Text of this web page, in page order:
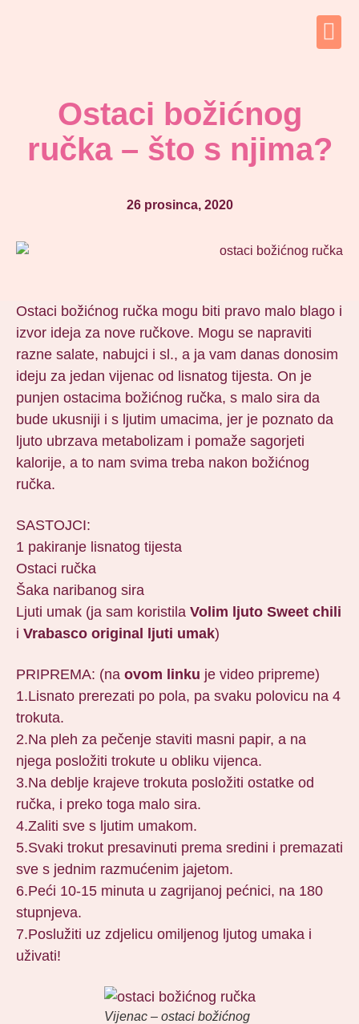
Ostaci božićnog
ručka – što s njima?
26 prosinca, 2020
Ostaci božićnog ručka mogu biti pravo malo blago i
izvor ideja za nove ručkove. Mogu se napraviti
razne salate, nabujci i sl., a ja vam danas donosim
ideju za jedan vijenac od lisnatog tijesta. On je
punjen ostacima božićnog ručka, s malo sira da
bude ukusniji i s ljutim umacima, jer je poznato da
ljuto ubrzava metabolizam i pomaže sagorjeti
kalorije, a to nam svima treba nakon božićnog
ručka.
SASTOJCI:
1 pakiranje lisnatog tijesta
Ostaci ručka
Šaka naribanog sira
Ljuti umak (ja sam koristila Volim ljuto Sweet chili
i Vrabasco original ljuti umak)
PRIPREMA: (na ovom linku je video pripreme)
1.Lisnato prerezati po pola, pa svaku polovicu na 4
trokuta.
2.Na pleh za pečenje staviti masni papir, a na
njega posložiti trokute u obliku vijenca.
3.Na deblje krajeve trokuta posložiti ostatke od
ručka, i preko toga malo sira.
4.Zaliti sve s ljutim umakom.
5.Svaki trokut presavinuti prema sredini i premazati
sve s jednim razmućenim jajetom.
6.Peći 10-15 minuta u zagrijanoj pećnici, na 180
stupnjeva.
7.Poslužiti uz zdjelicu omiljenog ljutog umaka i
uživati!
Vijenac – ostaci božićnog